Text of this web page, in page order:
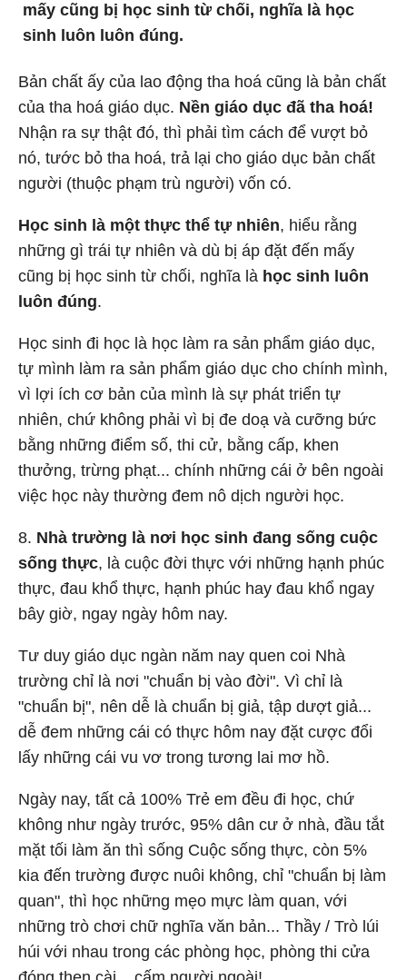
mấy cũng bị học sinh từ chối, nghĩa là học
sinh luôn luôn đúng.
Bản chất ấy của lao động tha hoá cũng là bản chất
của tha hoá giáo dục. Nền giáo dục đã tha hoá!
Nhận ra sự thật đó, thì phải tìm cách để vượt bỏ
nó, tước bỏ tha hoá, trả lại cho giáo dục bản chất
người (thuộc phạm trù người) vốn có.
Học sinh là một thực thể tự nhiên, hiểu rằng
những gì trái tự nhiên và dù bị áp đặt đến mấy
cũng bị học sinh từ chối, nghĩa là học sinh luôn
luôn đúng.
Học sinh đi học là học làm ra sản phẩm giáo dục,
tự mình làm ra sản phẩm giáo dục cho chính mình,
vì lợi ích cơ bản của mình là sự phát triển tự
nhiên, chứ không phải vì bị đe doạ và cưỡng bức
bằng những điểm số, thi cử, bằng cấp, khen
thưởng, trừng phạt... chính những cái ở bên ngoài
việc học này thường đem nô dịch người học.
8. Nhà trường là nơi học sinh đang sống cuộc
sống thực, là cuộc đời thực với những hạnh phúc
thực, đau khổ thực, hạnh phúc hay đau khổ ngay
bây giờ, ngay ngày hôm nay.
Tư duy giáo dục ngàn năm nay quen coi Nhà
trường chỉ là nơi "chuẩn bị vào đời". Vì chỉ là
"chuẩn bị", nên dễ là chuẩn bị giả, tập dượt giả...
dễ đem những cái có thực hôm nay đặt cược đổi
lấy những cái vu vơ trong tương lai mơ hồ.
Ngày nay, tất cả 100% Trẻ em đều đi học, chứ
không như ngày trước, 95% dân cư ở nhà, đầu tắt
mặt tối làm ăn thì sống Cuộc sống thực, còn 5%
kia đến trường được nuôi không, chỉ "chuẩn bị làm
quan", thì học những mẹo mực làm quan, với
những trò chơi chữ nghĩa văn bản... Thầy / Trò lúi
húi với nhau trong các phòng học, phòng thi cửa